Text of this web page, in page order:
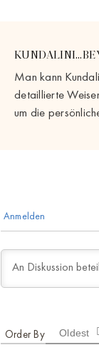
Man kann
detaillierte
um die
Anmelden
Oldest